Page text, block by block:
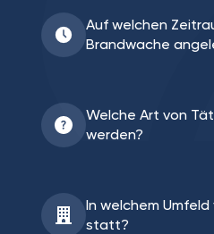
Auf welchen
Brandwache
Welche Art von
werden?
In welchem
statt?